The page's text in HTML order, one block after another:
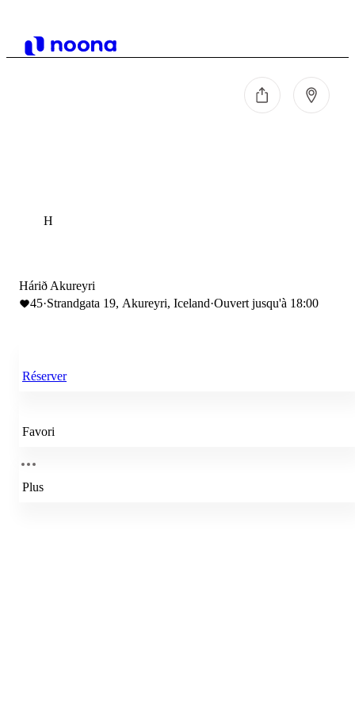
H
Hárið Akureyri
45·Strandgata 19, Akureyri, Iceland·Ouvert jusqu'à 18:00
Réserver
Favori
Plus